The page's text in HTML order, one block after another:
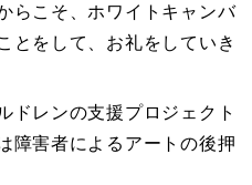
らこそ、ホワイトキャンバ
とをして、お礼をしていき
ドレンの支援プロジェクト
障害者によるアートの後押